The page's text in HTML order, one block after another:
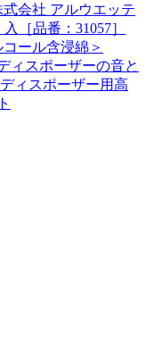
会社 アルウエッテ
［品番：31057］
コール含浸綿＞
ィスポーザーの音と
ィスポーザー用高